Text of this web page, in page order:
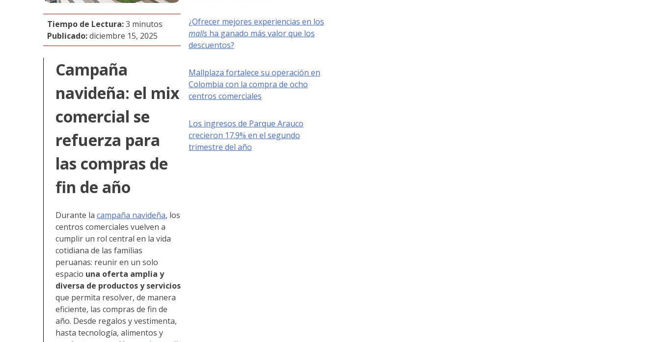
Tiempo de Lectura:3 minutos
Publicado:diciembre 15, 2025
Campaña
navideña: el mix
comercial se
refuerza para
las compras de
fin de año
Durante la campaña navideña, los
centros comerciales vuelven a
cumplir un rol central en la vida
cotidiana de las familias
peruanas: reunir en un solo
espacio una oferta amplia y
diversa de productos y servicios
que permita resolver, de manera
eficiente, las compras de fin de
año. Desde regalos y vestimenta,
hasta tecnología, alimentos y
¿Ofrecer mejores experiencias en los
malls ha ganado más valor que los
descuentos?
Mallplaza fortalece su operación en
Colombia con la compra de ocho
centros comerciales
Los ingresos de Parque Arauco
crecieron 17.9% en el segundo
trimestre del año